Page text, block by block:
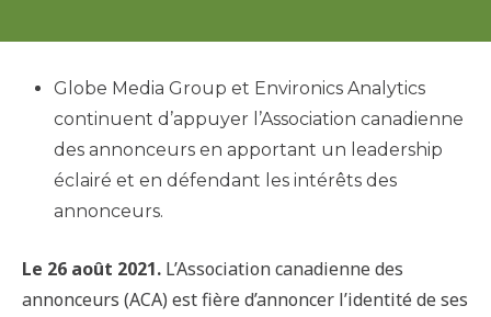
Globe Media Group et Environics Analytics
continuent d’appuyer l’Association canadienne
des annonceurs en apportant un leadership
éclairé et en défendant les intérêts des
annonceurs.
Le 26 août 2021. L’Association canadienne des
annonceurs (ACA) est fière d’annoncer l’identité de ses